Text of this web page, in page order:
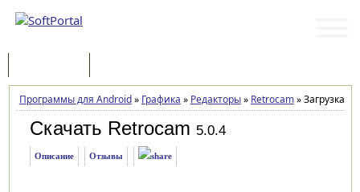
Программы для Android» Графика » Редакторы» Retrocam»Загрузка
Скачать Retrocam 5.0.4
Описание Отзывы